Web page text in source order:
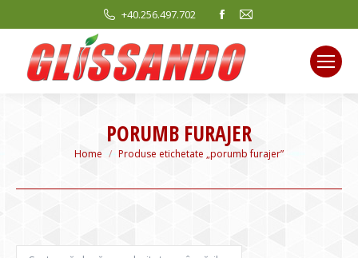
+40.256.497.702
Facebook
opens
in
new
Mail
new
PORUMB FURAJER
You are here:
Home Produse etichetate „porumb furajer”